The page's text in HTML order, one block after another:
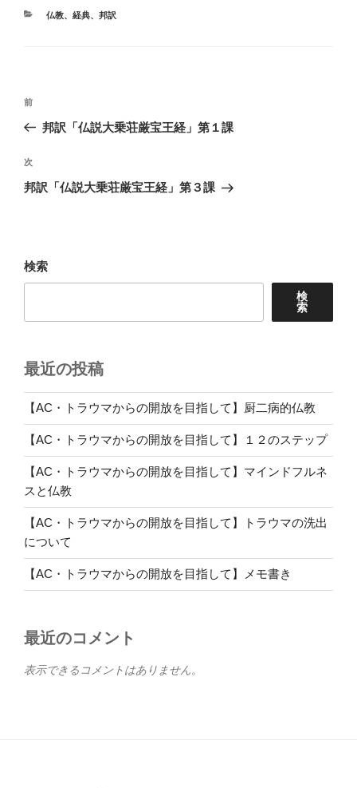
カ
仏教、 経典、 邦訳
投
ビ
ゲ
ン
前
の
稿
前
邦訳「仏説大乗荘厳宝王経」第１課
次
の
次
邦訳「仏説大乗荘厳宝王経」第３課
検索
検
索
最近の投稿
【AC・トラウマからの開放を目指して】厨二病的仏教
【AC・トラウマからの開放を目指して】１２のステップ
【AC・トラウマからの開放を目指して】マインドフルネ
スと仏教
【AC・トラウマからの開放を目指して】トラウマの洗出
について
【AC・トラウマからの開放を目指して】メモ書き
最近のコメント
表示できるコメントはありません。